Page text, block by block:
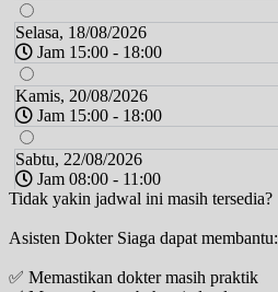
Selasa, 18/08/2026
Jam 15:00 - 18:00
Kamis, 20/08/2026
Jam 15:00 - 18:00
Sabtu, 22/08/2026
Jam 08:00 - 11:00
Jam 15:00 - 18:00
Kamis, 27/08/2026
Tidak yakin jadwal ini masih tersedia?
Asisten Dokter Siaga dapat membantu:
✅ Memastikan dokter masih praktik